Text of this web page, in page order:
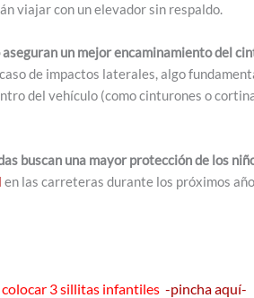
viajar con un elevador sin respaldo.
un mejor encaminamiento del
de impactos laterales, algo
del vehículo (como cinturones o
buscan una mayor protección de los
en las carreteras durante los próximos
colocar 3 sillitas infantiles -pincha aquí-